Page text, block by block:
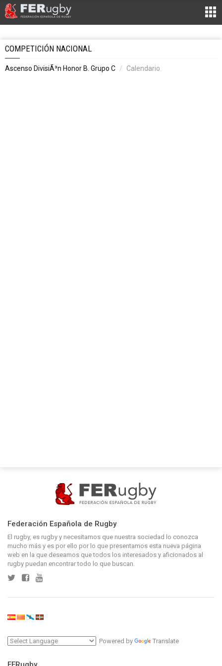
COMPETICIÓN NACIONAL
Ascenso DivisiÃ³n Honor B. Grupo C Calendario
Federación Española de Rugby
El rugby, es rugby y necesitamos que nuestra sociedad lo conozca
mucho más y es por ello por lo que presentamos esta nueva página
web en la que deseamos que todos los interesados y aficionados al
rugby puedan encontrar todo lo que buscan.
Powered by Translate